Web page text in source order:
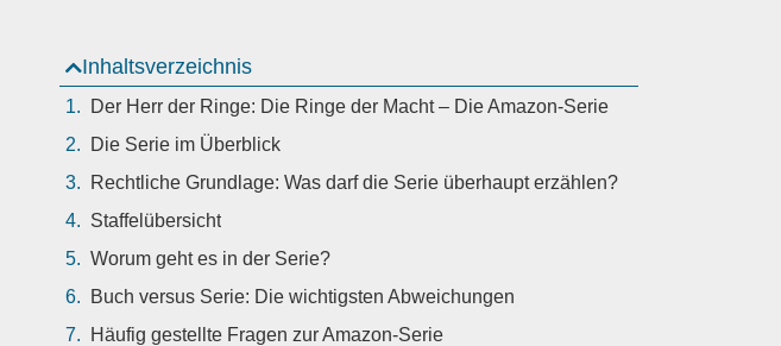
Inhaltsverzeichnis
Der Herr der Ringe: Die Ringe der Macht – Die Amazon-Serie
Die Serie im Überblick
Rechtliche Grundlage: Was darf die Serie überhaupt erzählen?
Staffelübersicht
Worum geht es in der Serie?
Buch versus Serie: Die wichtigsten Abweichungen
Häufig gestellte Fragen zur Amazon-Serie